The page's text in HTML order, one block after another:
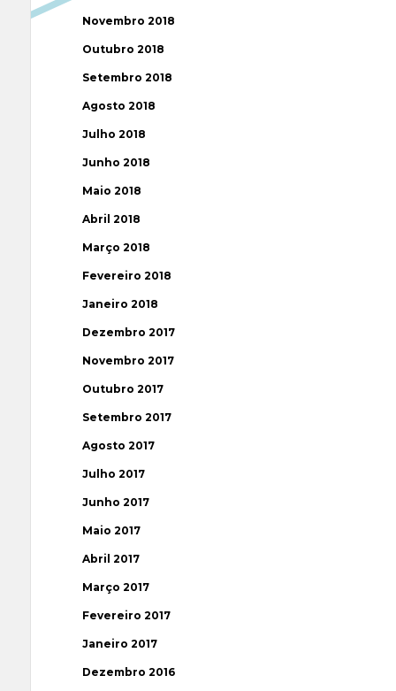
Novembro 2018
Outubro 2018
Setembro 2018
Agosto 2018
Julho 2018
Junho 2018
Maio 2018
Abril 2018
Março 2018
Fevereiro 2018
Janeiro 2018
Dezembro 2017
Novembro 2017
Outubro 2017
Setembro 2017
Agosto 2017
Julho 2017
Junho 2017
Maio 2017
Abril 2017
Março 2017
Fevereiro 2017
Janeiro 2017
Dezembro 2016